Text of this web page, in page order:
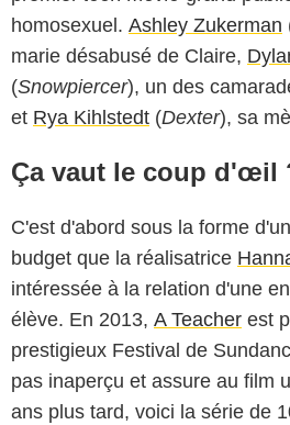
homosexuel. Ashley Zukerman
marie désabusé de Claire,
(Snowpiercer), un des
et Rya Kihlstedt (Dexter), sa
Ça vaut le coup d'œil
C'est d'abord sous la forme
budget que la réalisatrice
intéressée à la relation d'une
élève. En 2013, A Teacher est
prestigieux Festival de
pas inaperçu et assure au film
ans plus tard, voici la série de